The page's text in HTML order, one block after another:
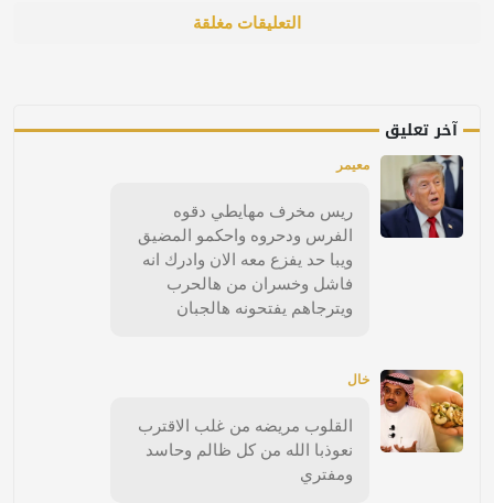
التعليقات مغلقة
آخر تعليق
معيمر
ريس مخرف مهايطي دقوه
الفرس ودحروه واحكمو المضيق
ويبا حد يفزع معه الان وادرك انه
فاشل وخسران من هالحرب
ويترجاهم يفتحونه هالجبان
خال
القلوب مريضه من غلب الاقترب
نعوذبا الله من كل ظالم وحاسد
ومفتري